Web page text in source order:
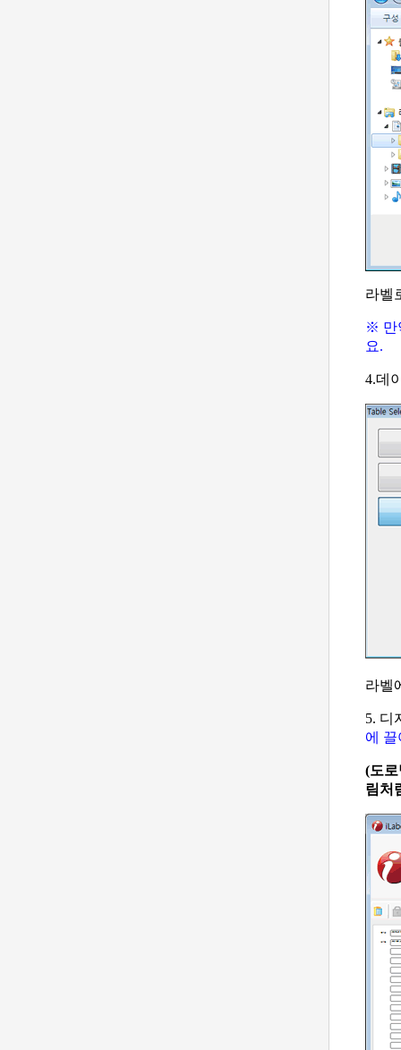
라벨
※ 만
요.
4.데
라벨
5. 디
에
(도
림처